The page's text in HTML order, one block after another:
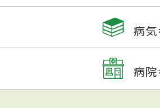
病気
病院